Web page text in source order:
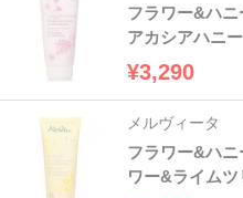
フラワー&ハ
アカシアハニー
¥3,290
メルヴィータ
フラワー&ハ
ワー&ライム